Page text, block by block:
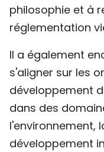
philosophie et à
réglementation
Il a également
s'aligner sur les
développement
dans des
l'environnement,
développement